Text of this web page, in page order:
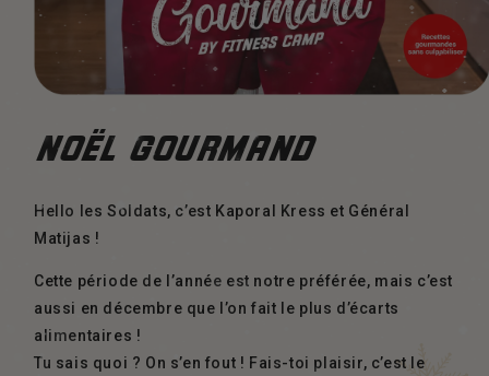
NOËL GOURMAND
Hello les Soldats, c’est Kaporal Kress et Général
Matijas !
Cette période de l’année est notre préférée, mais c’est
aussi en décembre que l’on fait le plus d’écarts
alimentaires !
Tu sais quoi ? On s’en fout ! Fais-toi plaisir, c’est le